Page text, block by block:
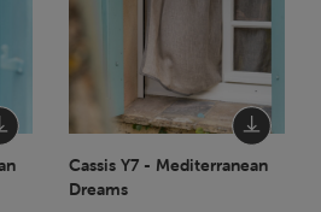
Cassis Y7 - Mediterranean
Dreams